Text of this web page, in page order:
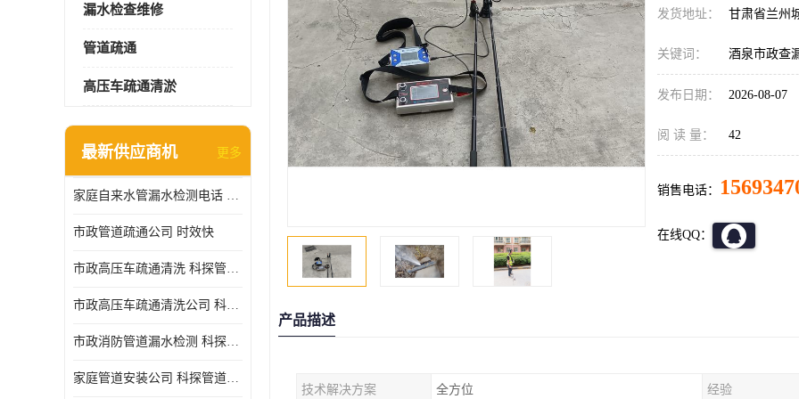
漏水检查维修
管道疏通
高压车疏通清淤
最新供应商机 更多
家庭自来水管漏水检测电话 服务周到
市政管道疏通公司 时效快
市政高压车疏通清洗 科探管道工程 设备齐
市政高压车疏通清洗公司 科探管道工程 经验丰富
市政消防管道漏水检测 科探管道工程 快速上门
家庭管道安装公司 科探管道工程 团队服务
发货地址： 甘肃省兰州
关键词： 酒泉市政查
发布日期： 2026-08-07
阅 读 量： 42
销售电话：
在线QQ：
产品描述
技术解决方案 全方位 经验